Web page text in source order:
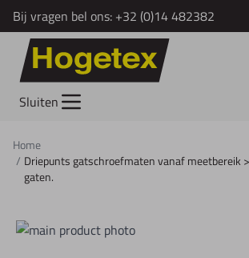
Bij vragen bel ons: +32 (0)14 482382
Ga naar de inhoud
Sluiten
Home
/ Driepunts gatschroefmaten vanaf meetbereik
gaten.